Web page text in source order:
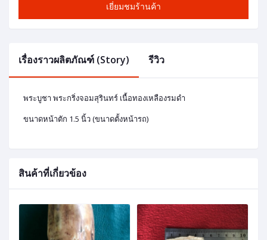
เยี่ยมชมร้านค้า
เรื่องราวผลิตภัณฑ์ (Story) รีวิว
พระบูชา พระกริ่งจอมสุรินทร์ เนื้อทองเหลืองรมดำ
ขนาดหน้าตัก 1.5 นิ้ว (ขนาดตั้งหน้ารถ)
สินค้าที่เกี่ยวข้อง